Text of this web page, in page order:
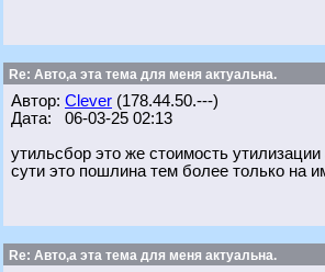
Re: Авто,а эта тема для меня актуальна.
Автор: Clever (178.44.50.---)
Дата: 06-03-25 02:13
утильсбор это же стоимость
сути это пошлина тем более только на
Re: Авто,а эта тема для меня актуальна.